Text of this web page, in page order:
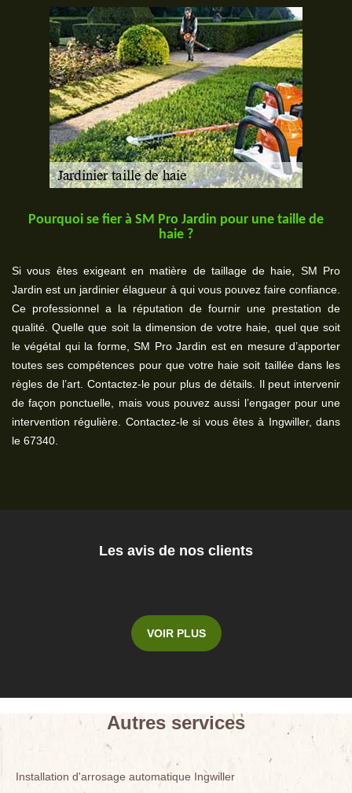
Pourquoi se fier à SM Pro Jardin pour une taille de
haie ?
Si vous êtes exigeant en matière de taillage de haie, SM Pro
Jardin est un jardinier élagueur à qui vous pouvez faire confiance.
Ce professionnel a la réputation de fournir une prestation de
qualité. Quelle que soit la dimension de votre haie, quel que soit
le végétal qui la forme, SM Pro Jardin est en mesure d’apporter
toutes ses compétences pour que votre haie soit taillée dans les
règles de l’art. Contactez-le pour plus de détails. Il peut intervenir
de façon ponctuelle, mais vous pouvez aussi l’engager pour une
intervention régulière. Contactez-le si vous êtes à Ingwiller, dans
le 67340.
Les avis de nos clients
VOIR PLUS
Autres services
Installation d'arrosage automatique Ingwiller